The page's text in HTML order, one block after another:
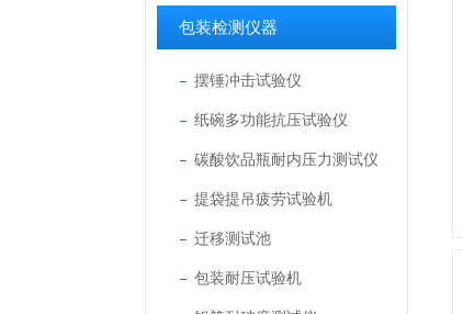
包装检测仪器
摆锤冲击试验仪
纸碗多功能抗压试验仪
碳酸饮品瓶耐内压力测试仪
提袋提吊疲劳试验机
迁移测试池
包装耐压试验机